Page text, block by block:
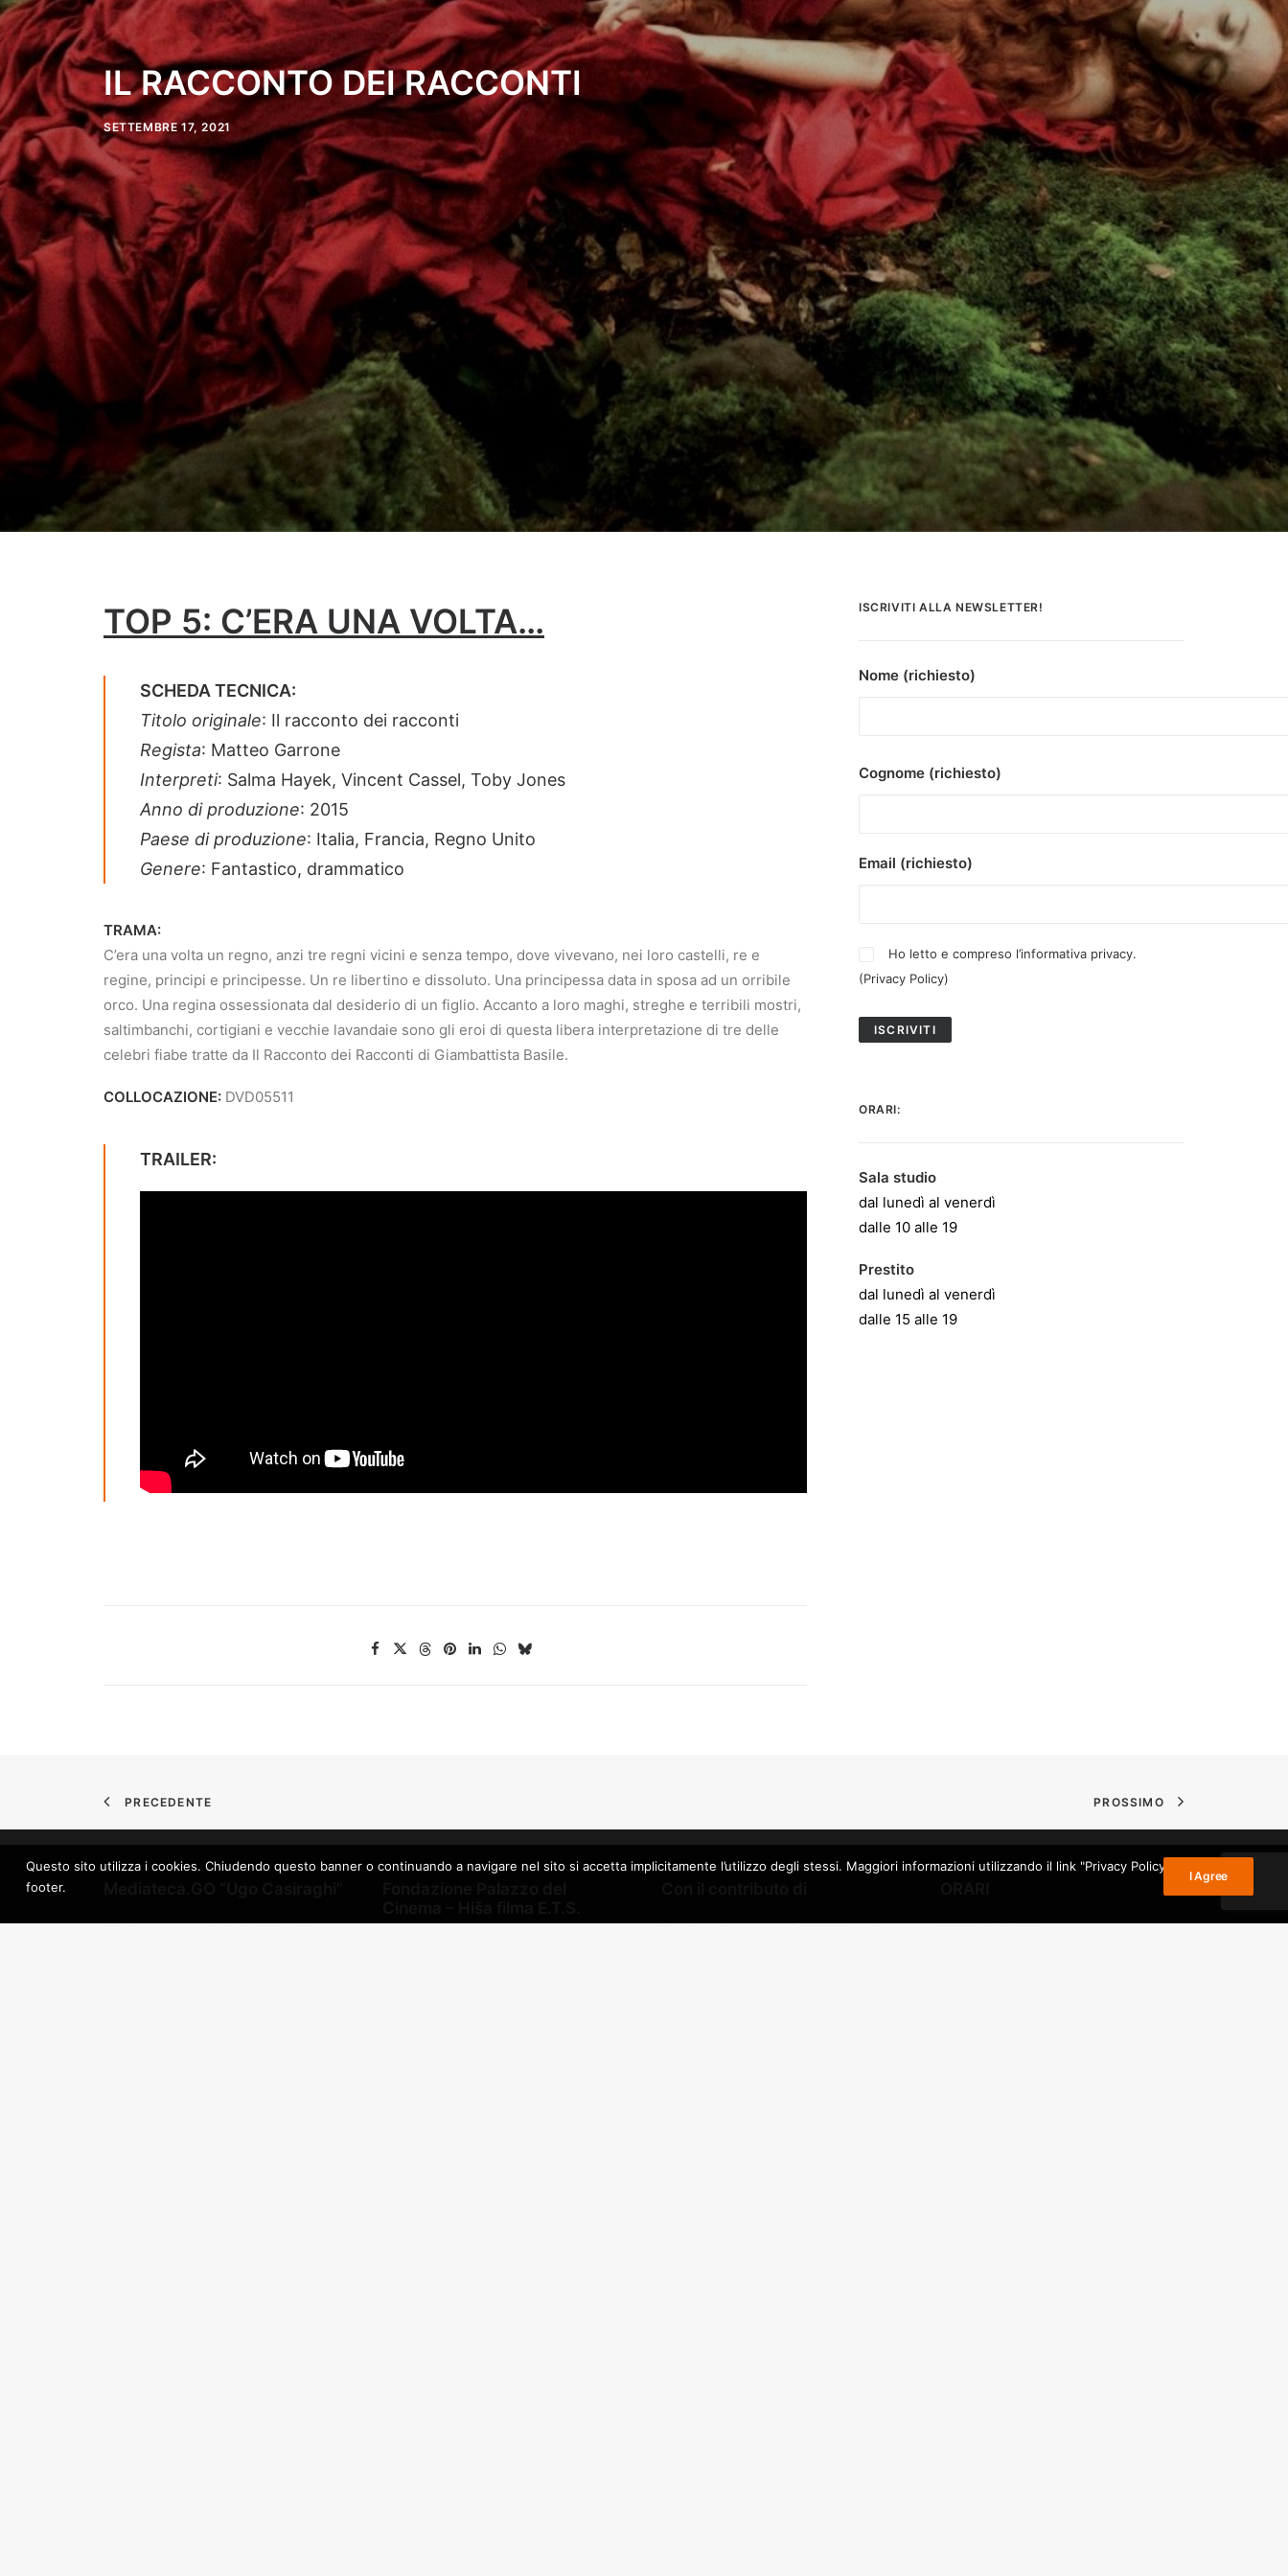
IL RACCONTO DEI RACCONTI
SETTEMBRE 17, 2021
TOP 5: C’ERA UNA VOLTA…
SCHEDA TECNICA:
Titolo originale: Il racconto dei racconti
Regista: Matteo Garrone
Interpreti: Salma Hayek, Vincent Cassel, Toby Jones
Anno di produzione: 2015
Paese di produzione: Italia, Francia, Regno Unito
Genere: Fantastico, drammatico
TRAMA:
C’era una volta un regno, anzi tre regni vicini e senza tempo, dove vivevano, nei loro castelli, re e
regine, principi e principesse. Un re libertino e dissoluto. Una principessa data in sposa ad un orribile
orco. Una regina ossessionata dal desiderio di un figlio. Accanto a loro maghi, streghe e terribili mostri,
saltimbanchi, cortigiani e vecchie lavandaie sono gli eroi di questa libera interpretazione di tre delle
celebri fiabe tratte da Il Racconto dei Racconti di Giambattista Basile.
COLLOCAZIONE: DVD05511
TRAILER:
ISCRIVITI ALLA NEWSLETTER!
Nome (richiesto)
Cognome (richiesto)
Email (richiesto)
Ho letto e compreso l’informativa privacy.
(Privacy Policy)
ORARI:
Sala studio
dal lunedì al venerdì
dalle 10 alle 19
Prestito
dal lunedì al venerdì
dalle 15 alle 19
PRECEDENTE PROSSIMO
Mediateca provinciale di Gorizia
Regione Autonoma Friuli Venezia
SALA STUDIO:
Questo sito utilizza i cookies. Chiudendo questo banner o continuando a navigare nel sito si accetta implicitamente l’utilizzo degli stessi. Maggiori informazioni utilizzando il link "Privacy Policy" nel
footer.
I Agree